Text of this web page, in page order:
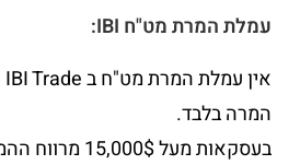
עמלת המרת מט"ח IBI:
המרה בלבד.
בעסקאות מעל 15,000$ מרווח ההמרה בגובה 0.5%,